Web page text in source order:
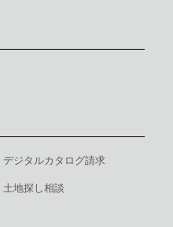
デジタルカタログ請求
土地探し相談